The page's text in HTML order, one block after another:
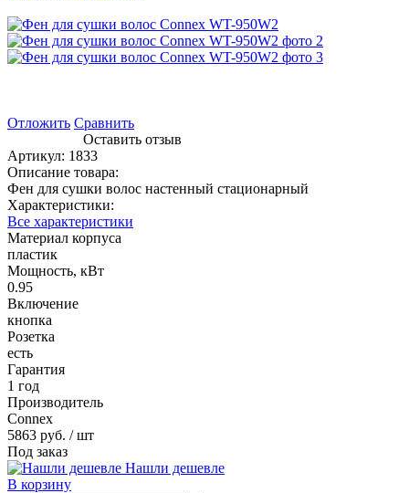
Отложить Сравнить
Оставить отзыв
Артикул: 1833
Описание товара:
Фен для сушки волос настенный стационарный
Характеристики:
Все характеристики
Материал корпуса
пластик
Мощность, кВт
0.95
Включение
кнопка
Розетка
есть
Гарантия
1 год
Производитель
Connex
5863 руб. / шт
Под заказ
Нашли дешевле
В корзину